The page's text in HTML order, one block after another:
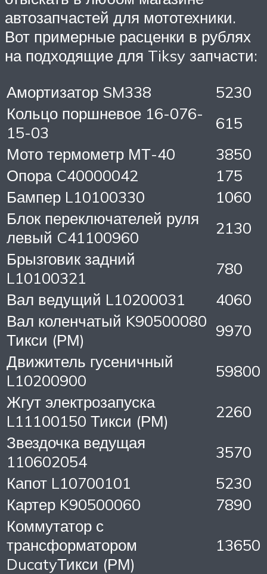
автозапчастей для мототехники.
Вот примерные расценки в рублях
на подходящие для Tiksy запчасти:
Амортизатор SM338
5230
Кольцо поршневое 16-076-
15-03
615
Мото термометр МТ-40
3850
Опора C40000042
175
Бампер L10100330
1060
Блок переключателей руля
левый C41100960
2130
Брызговик задний
L10100321
780
Вал ведущий L10200031
4060
Вал коленчатый K90500080
Тикси (РМ)
9970
Движитель гусеничный
L10200900
59800
Жгут электрозапуска
L11100150 Тикси (РМ)
2260
Звездочка ведущая
110602054
3570
Капот L10700101
5230
Картер K90500060
7890
Коммутатор с
трансформатором
DucatyТикси (РМ)
13650